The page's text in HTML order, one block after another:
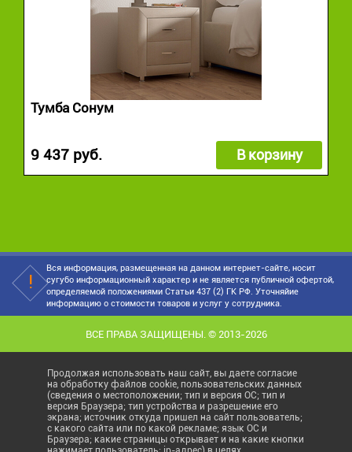
Тумба Сонум
9 437 руб. В корзину
Вся информация, размещенная на данном интернет-сайте, носит
сугубо информационный характер и не является публичной офертой,
определяемой положениями Статьи 437 (2) ГК РФ. Уточняйие
информацию о стоимости товаров и услуг у сотрудника.
ВСЕ ПРАВА ЗАЩИЩЕНЫ. © 2013-2026
Продолжая использовать наш сайт, вы даете согласие
на обработку файлов cookie, пользовательских данных
(сведения о местоположении; тип и версия ОС; тип и
версия Браузера; тип устройства и разрешение его
экрана; источник откуда пришел на сайт пользователь;
с какого сайта или по какой рекламе; язык ОС и
Браузера; какие страницы открывает и на какие кнопки